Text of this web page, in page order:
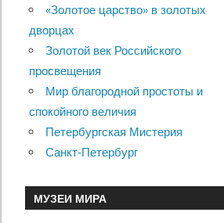
«Золотое царство» в золотых
дворцах
Золотой век Российского
просвещения
Мир благородной простоты и
спокойного величия
Петербургская Мистерия
Санкт-Петербург
МУЗЕИ МИРА